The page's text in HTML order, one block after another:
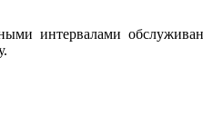
интервалами